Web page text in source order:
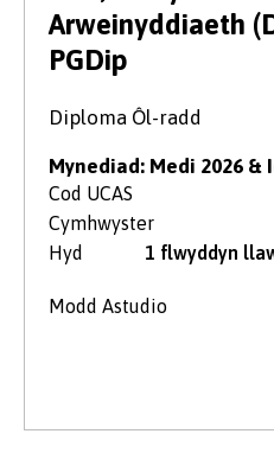
Arweinyddiaeth
PGDip
Diploma Ôl-radd
Mynediad: Medi 2026 &
Cod UCAS
Cymhwyster
Hyd
1 flwyddyn
Modd Astudio